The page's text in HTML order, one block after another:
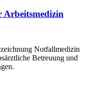
Arbeitsmedizin
Notfallmedizin
Betreuung und